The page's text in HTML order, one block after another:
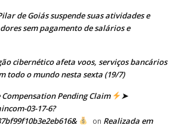
de Goiás suspende suas atividades e
sem pagamento de salários e
cibernético afeta voos, serviços bancários
todo o mundo nesta sexta (19/7)
Pending Claim
➤
03-17-6?
on Realizada em